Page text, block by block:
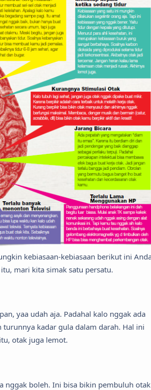
kebiasaan-kebiasaan berikut ini
mari kita simak satu persatu.
yaa udah aja. Padahal kalo nggak ada
kadar gula dalam darah. Hal ini
otak juga lemot.
nggak boleh. Ini bisa bikin pembuluh otak